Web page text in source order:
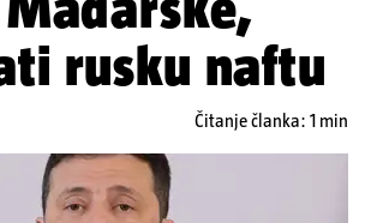
rusku naftu
Čitanje članka: 1 min